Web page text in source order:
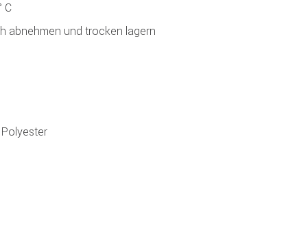
C
abnehmen und trocken lagern